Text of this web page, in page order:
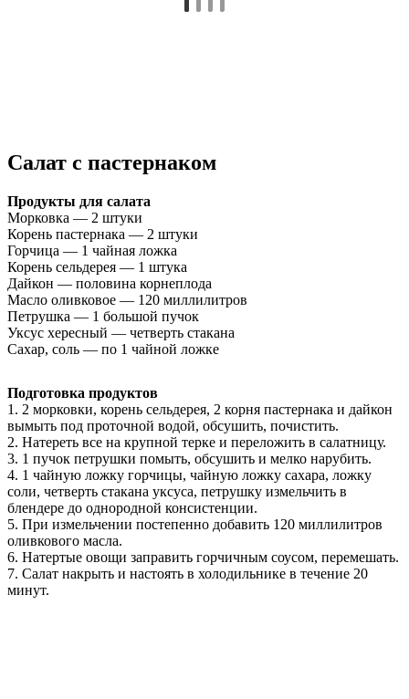
Салат с пастернаком
Продукты для салата
Морковка — 2 штуки
Корень пастернака — 2 штуки
Горчица — 1 чайная ложка
Корень сельдерея — 1 штука
Дайкон — половина корнеплода
Масло оливковое — 120 миллилитров
Петрушка — 1 большой пучок
Уксус хересный — четверть стакана
Сахар, соль — по 1 чайной ложке
Подготовка продуктов
1. 2 морковки, корень сельдерея, 2 корня пастернака и дайкон
вымыть под проточной водой, обсушить, почистить.
2. Натереть все на крупной терке и переложить в салатницу.
3. 1 пучок петрушки помыть, обсушить и мелко нарубить.
4. 1 чайную ложку горчицы, чайную ложку сахара, ложку
соли, четверть стакана уксуса, петрушку измельчить в
блендере до однородной консистенции.
5. При измельчении постепенно добавить 120 миллилитров
оливкового масла.
6. Натертые овощи заправить горчичным соусом, перемешать.
7. Салат накрыть и настоять в холодильнике в течение 20
минут.